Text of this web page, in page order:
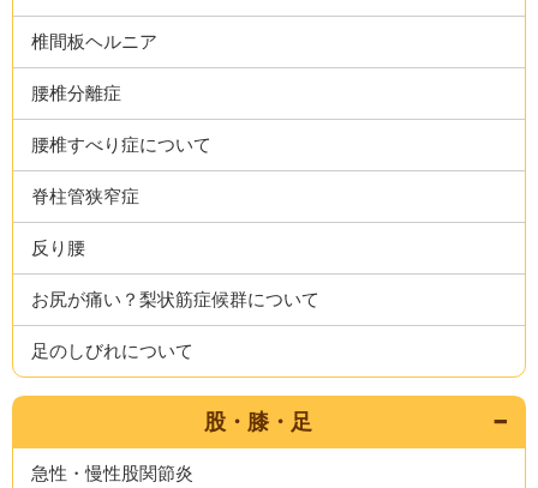
椎間板ヘルニア
腰椎分離症
腰椎すべり症について
脊柱管狭窄症
反り腰
お尻が痛い？梨状筋症候群について
足のしびれについて
股・膝・足
急性・慢性股関節炎